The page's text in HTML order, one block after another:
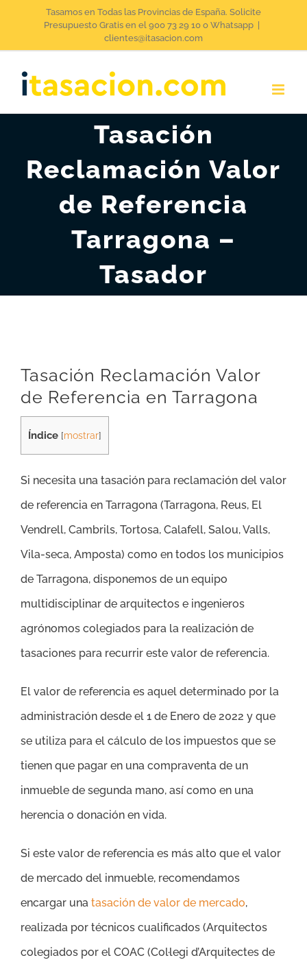
Tasamos en Todas las Provincias de España. Solicite
Presupuesto Gratis en el 900 73 29 10 o Whatsapp
clientes@itasacion.com
Tasación
Reclamación Valor
de Referencia
Tarragona –
Tasador
Tasación Reclamación Valor
de Referencia en Tarragona
Índice [mostrar]
Si necesita una tasación para reclamación del valor
de referencia en Tarragona (Tarragona, Reus, El
Vendrell, Cambrils, Tortosa, Calafell, Salou, Valls,
Vila-seca, Amposta) como en todos los municipios
de Tarragona, disponemos de un equipo
multidisciplinar de arquitectos e ingenieros
agrónomos colegiados para la realización de
tasaciones para recurrir este valor de referencia.
El valor de referencia es aquel determinado por la
administración desde el 1 de Enero de 2022 y que
se utiliza para el cálculo de los impuestos que se
tienen que pagar en una compraventa de un
inmueble de segunda mano, así como en una
herencia o donación en vida.
Si este valor de referencia es más alto que el valor
de mercado del inmueble, recomendamos
encargar una tasación de valor de mercado,
realizada por técnicos cualificados (Arquitectos
colegiados por el COAC (Col·legi d’Arquitectes de